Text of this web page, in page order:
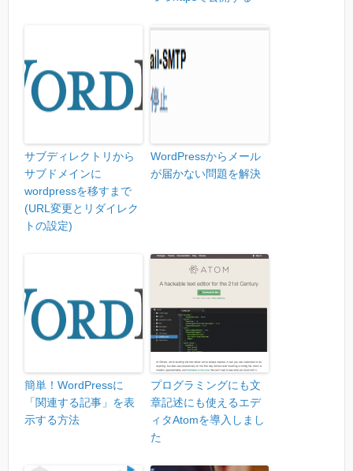
サブディレクトリから
サブドメインに
wordpressを移すまで
(URL変更とリダイレク
トの設定)
WordPressからメール
が届かない問題を解決
簡単！WordPressに
「関連する記事」を表
示する方法
プログラミングにも文
章記述にも使えるエデ
ィタAtomを導入しまし
た